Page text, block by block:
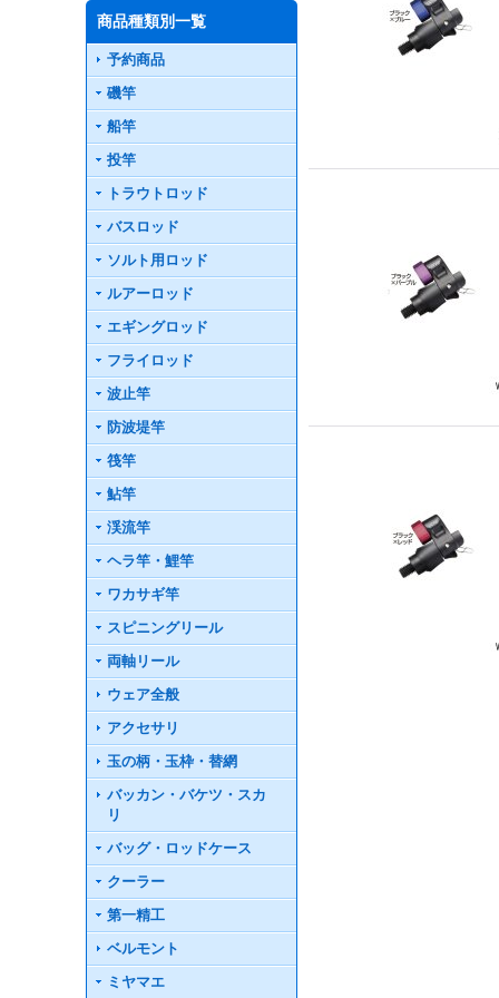
商品種類別一覧
予約商品
磯竿
船竿
投竿
トラウトロッド
バスロッド
ソルト用ロッド
ルアーロッド
エギングロッド
フライロッド
波止竿
防波堤竿
筏竿
鮎竿
渓流竿
ヘラ竿・鯉竿
ワカサギ竿
スピニングリール
両軸リール
ウェア全般
アクセサリ
玉の柄・玉枠・替網
バッカン・バケツ・スカ
リ
バッグ・ロッドケース
クーラー
第一精工
ベルモント
ミヤマエ